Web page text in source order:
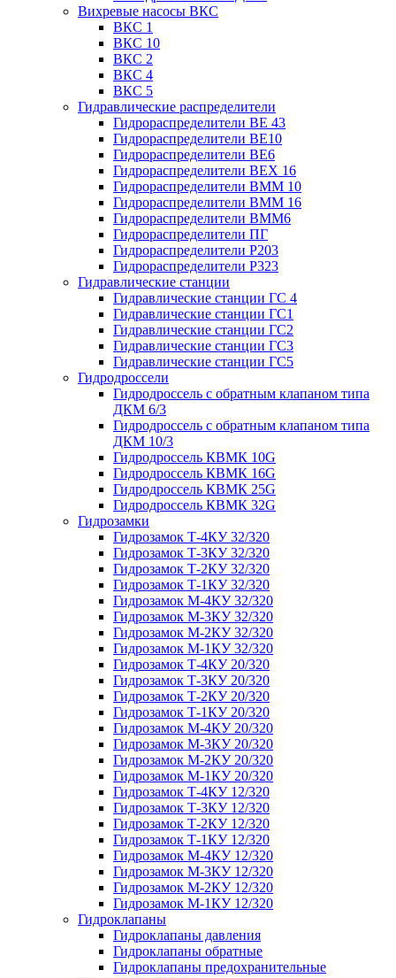
Вихревые насосы ВКС
ВКС 1
ВКС 10
ВКС 2
ВКС 4
ВКС 5
Гидравлические распределители
Гидрораспределители ВЕ 43
Гидрораспределители ВЕ10
Гидрораспределители ВЕ6
Гидрораспределители ВЕХ 16
Гидрораспределители ВММ 10
Гидрораспределители ВММ 16
Гидрораспределители ВММ6
Гидрораспределители ПГ
Гидрораспределители Р203
Гидрораспределители Р323
Гидравлические станции
Гидравлические станции ГС 4
Гидравлические станции ГС1
Гидравлические станции ГС2
Гидравлические станции ГС3
Гидравлические станции ГС5
Гидродроссели
Гидродроссель с обратным клапаном типа
ДКМ 6/3
Гидродроссель с обратным клапаном типа
ДКМ 10/3
Гидродроссель КВМК 10G
Гидродроссель КВМК 16G
Гидродроссель КВМК 25G
Гидродроссель КВМК 32G
Гидрозамки
Гидрозамок Т-4КУ 32/320
Гидрозамок Т-3КУ 32/320
Гидрозамок Т-2КУ 32/320
Гидрозамок Т-1КУ 32/320
Гидрозамок М-4КУ 32/320
Гидрозамок М-3КУ 32/320
Гидрозамок М-2КУ 32/320
Гидрозамок М-1КУ 32/320
Гидрозамок Т-4КУ 20/320
Гидрозамок Т-3КУ 20/320
Гидрозамок Т-2КУ 20/320
Гидрозамок Т-1КУ 20/320
Гидрозамок М-4КУ 20/320
Гидрозамок М-3КУ 20/320
Гидрозамок М-2КУ 20/320
Гидрозамок М-1КУ 20/320
Гидрозамок Т-4КУ 12/320
Гидрозамок Т-3КУ 12/320
Гидрозамок Т-2КУ 12/320
Гидрозамок Т-1КУ 12/320
Гидрозамок М-4КУ 12/320
Гидрозамок М-3КУ 12/320
Гидрозамок М-2КУ 12/320
Гидрозамок М-1КУ 12/320
Гидроклапаны
Гидроклапаны давления
Гидроклапаны обратные
Гидроклапаны предохранительные